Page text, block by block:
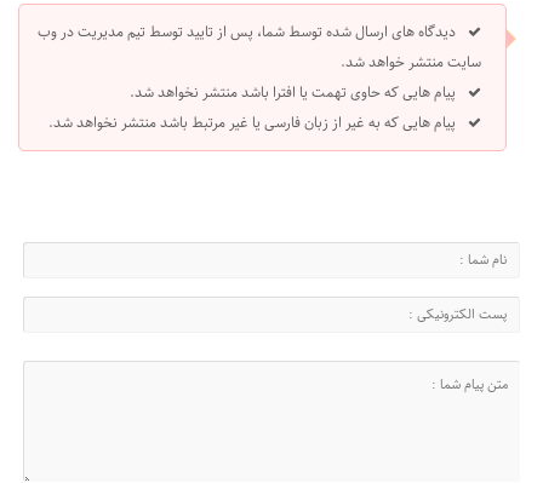
دیدگاه های ارسال شده توسط شما، پس از تایید توسط تیم مدیریت در وب
سایت منتشر خواهد شد.
پیام هایی که حاوی تهمت یا افترا باشد منتشر نخواهد شد.
پیام هایی که به غیر از زبان فارسی یا غیر مرتبط باشد منتشر نخواهد شد.